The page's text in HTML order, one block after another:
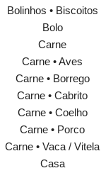
Bolinhos • Biscoitos
Bolo
Carne
Carne • Aves
Carne • Borrego
Carne • Cabrito
Carne • Coelho
Carne • Porco
Carne • Vaca / Vitela
Casa